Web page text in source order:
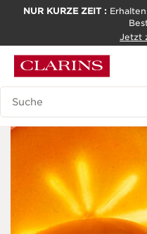
NUR KURZE ZEIT :
Jetzt
Legende suchen